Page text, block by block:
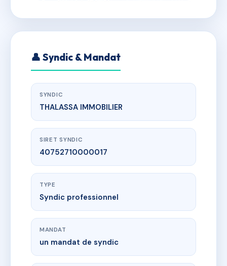
👤 Syndic & Mandat
SYNDIC
THALASSA IMMOBILIER
SIRET SYNDIC
40752710000017
TYPE
Syndic professionnel
MANDAT
un mandat de syndic